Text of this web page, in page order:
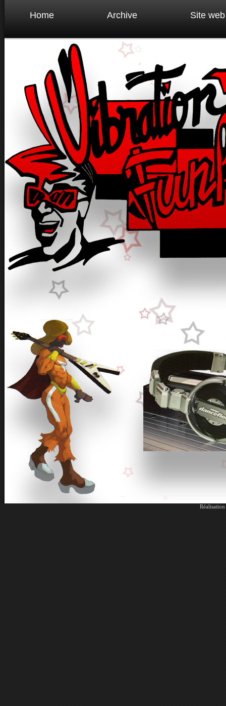
Home Archive Site web
Réalisation